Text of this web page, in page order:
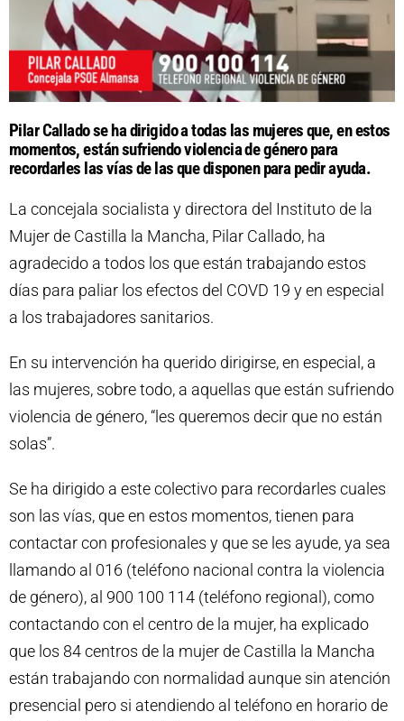
Pilar Callado se ha dirigido a todas las mujeres que, en estos
momentos, están sufriendo violencia de género para
recordarles las vías de las que disponen para pedir ayuda.
La concejala socialista y directora del Instituto de la
Mujer de Castilla la Mancha, Pilar Callado, ha
agradecido a todos los que están trabajando estos
días para paliar los efectos del COVD 19 y en especial
a los trabajadores sanitarios.
En su intervención ha querido dirigirse, en especial, a
las mujeres, sobre todo, a aquellas que están sufriendo
violencia de género, “les queremos decir que no están
solas”.
Se ha dirigido a este colectivo para recordarles cuales
son las vías, que en estos momentos, tienen para
contactar con profesionales y que se les ayude, ya sea
llamando al 016 (teléfono nacional contra la violencia
de género), al 900 100 114 (teléfono regional), como
contactando con el centro de la mujer, ha explicado
que los 84 centros de la mujer de Castilla la Mancha
están trabajando con normalidad aunque sin atención
presencial pero si atendiendo al teléfono en horario de